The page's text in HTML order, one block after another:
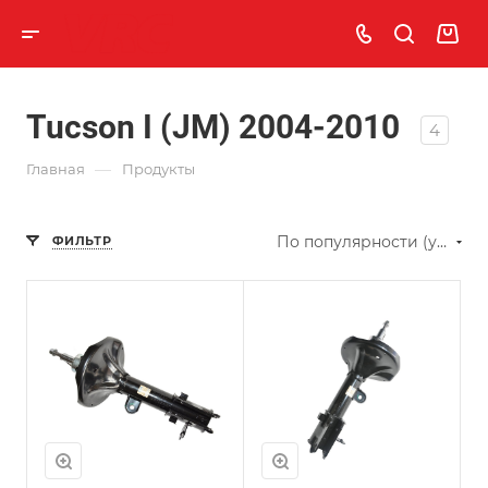
Tucson I (JM) 2004-2010 4
Главная — Продукты
ФИЛЬТР По популярности (убывание)